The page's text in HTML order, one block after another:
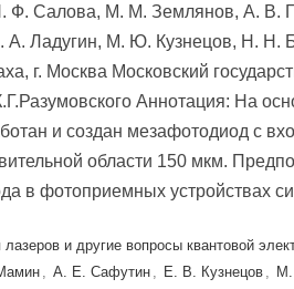
Ф. Салова, М. М. Землянов, А. В.
А. Ладугин, М. Ю. Кузнецов, Н.
г. Москва Московский
Аннотация: На
и создан мезафотодиод с
области 150 мкм.
в фотоприемных устройствах
и другие вопросы квантовой
, А. Е. Сафутин , Е. В. Кузнецов , М.